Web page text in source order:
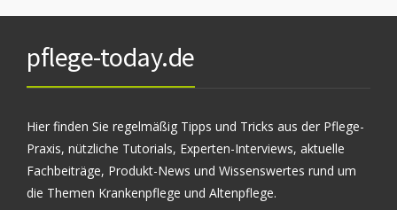
pflege-today.de
Hier finden Sie regelmäßig Tipps und Tricks aus der Pflege-
Praxis, nützliche Tutorials, Experten-Interviews, aktuelle
Fachbeiträge, Produkt-News und Wissenswertes rund um
die Themen Krankenpflege und Altenpflege.